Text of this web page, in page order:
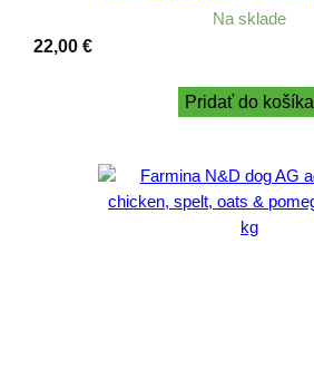
Na sklade
22,00 €
Pridať do košíka